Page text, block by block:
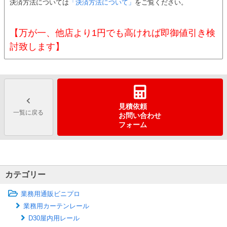
決済方法については 「決済方法について」 をご覧ください。
【万が一、他店より1円でも高ければ即御値引き検
討致します】
一覧に戻る
見積依頼
お問い合わせ
フォーム
カテゴリー
業務用通販ビニプロ
業務用カーテンレール
D30屋内用レール